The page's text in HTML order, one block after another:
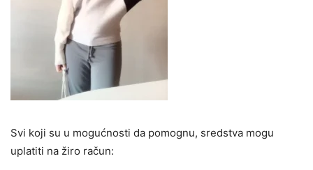
Svi koji su u mogućnosti da pomognu, sredstva mogu
uplatiti na žiro račun: